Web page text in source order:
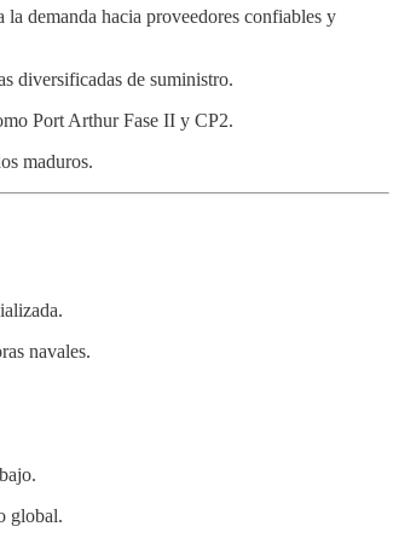
demanda hacia proveedores confiables y
diversificadas de suministro.
Port Arthur Fase II y CP2.
maduros.
navales.
global.